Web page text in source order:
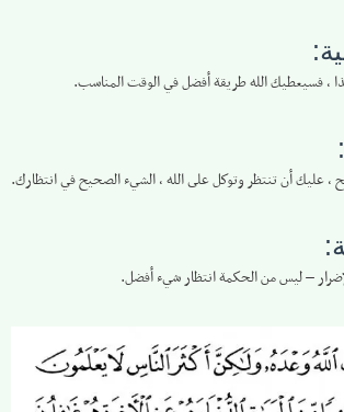
، فسيعطيك الله طريقة أفضل في الوقت المناسب.
عليك أن تنتظر وتوكل على الله ، الشيء الصحيح في انتظارك.
– ليس من الحكمة انتظار شيء أفضل.